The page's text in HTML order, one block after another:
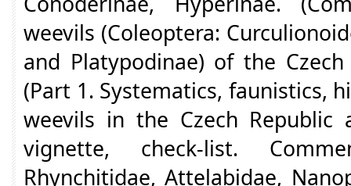
weevils (Coleoptera:
and Platypodinae) of the
(Part 1. Systematics, faunistics,
weevils in the Czech Republic
vignette, check-list.
Rhynchitidae, Attelabidae,